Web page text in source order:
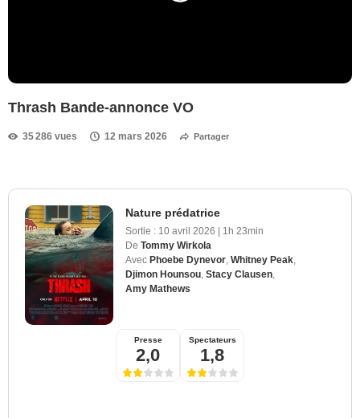
Thrash Bande-annonce VO
35 286 vues 12 mars 2026 Partager
Nature prédatrice
Sortie : 10 avril 2026 | 1h 23min
De Tommy Wirkola
Avec Phoebe Dynevor Whitney Peak
Djimon Hounsou Stacy Clausen
Amy Mathews
Presse
2,0
Spectateurs
1,8